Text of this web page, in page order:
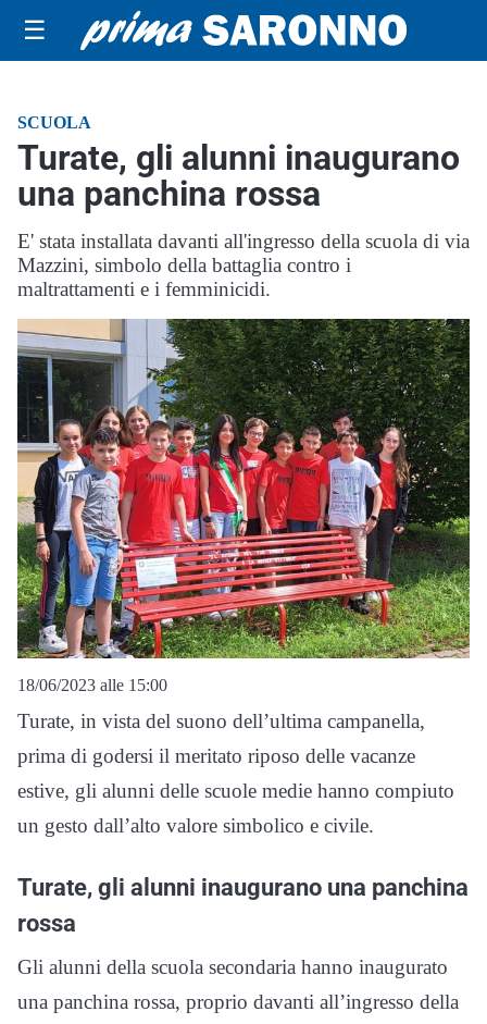
☰
SCUOLA
Turate, gli alunni inaugurano
una panchina rossa
E' stata installata davanti all'ingresso della scuola di via
Mazzini, simbolo della battaglia contro i
maltrattamenti e i femminicidi.
18/06/2023 alle 15:00
Turate, in vista del suono dell’ultima campanella,
prima di godersi il meritato riposo delle vacanze
estive, gli alunni delle scuole medie hanno compiuto
un gesto dall’alto valore simbolico e civile.
Turate, gli alunni inaugurano una panchina
rossa
Gli alunni della scuola secondaria hanno inaugurato
una panchina rossa, proprio davanti all’ingresso della